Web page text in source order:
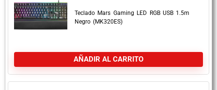
Teclado Mars Gaming LED RGB USB 1.5m
Negro (MK320ES)
AÑADIR AL CARRITO